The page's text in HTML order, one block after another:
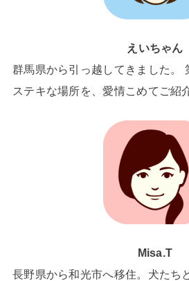
えいちゃん
群馬県から引っ越してきました。
ステキな場所を、愛情こめてご紹
Misa.T
長野県から和光市へ移住。犬たち